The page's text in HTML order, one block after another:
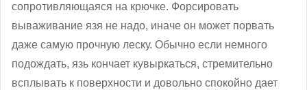
сопротивляющаяся на крючке. Форсировать
вываживание язя не надо, иначе он может порвать
даже самую прочную леску. Обычно если немного
подождать, язь кончает кувыркаться, стремительно
всплывать к поверхности и довольно спокойно дает